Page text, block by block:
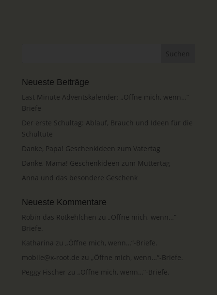
Neueste Beiträge
Last Minute Adventskalender: „Öffne mich, wenn…“
Briefe
Der erste Schultag: Ablauf, Brauch und Ideen für die
Schultüte
Danke, Papa! Geschenkideen zum Vatertag
Danke, Mama! Geschenkideen zum Muttertag
Anna und das besondere Geschenk
Neueste Kommentare
Robin das Rotkehlchen zu „Öffne mich, wenn…“-
Briefe.
Katharina zu „Öffne mich, wenn…“-Briefe.
mobile@x-root.de zu „Öffne mich, wenn…“-Briefe.
Peggy Fischer zu „Öffne mich, wenn…“-Briefe.